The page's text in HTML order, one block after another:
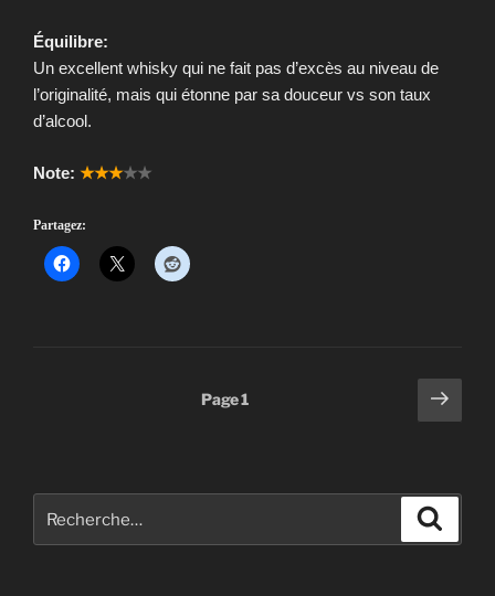
Équilibre:
Un excellent whisky qui ne fait pas d’excès au niveau de
l’originalité, mais qui étonne par sa douceur vs son taux
d’alcool.
Note: ★★★★★
Partagez:
Page1
Page